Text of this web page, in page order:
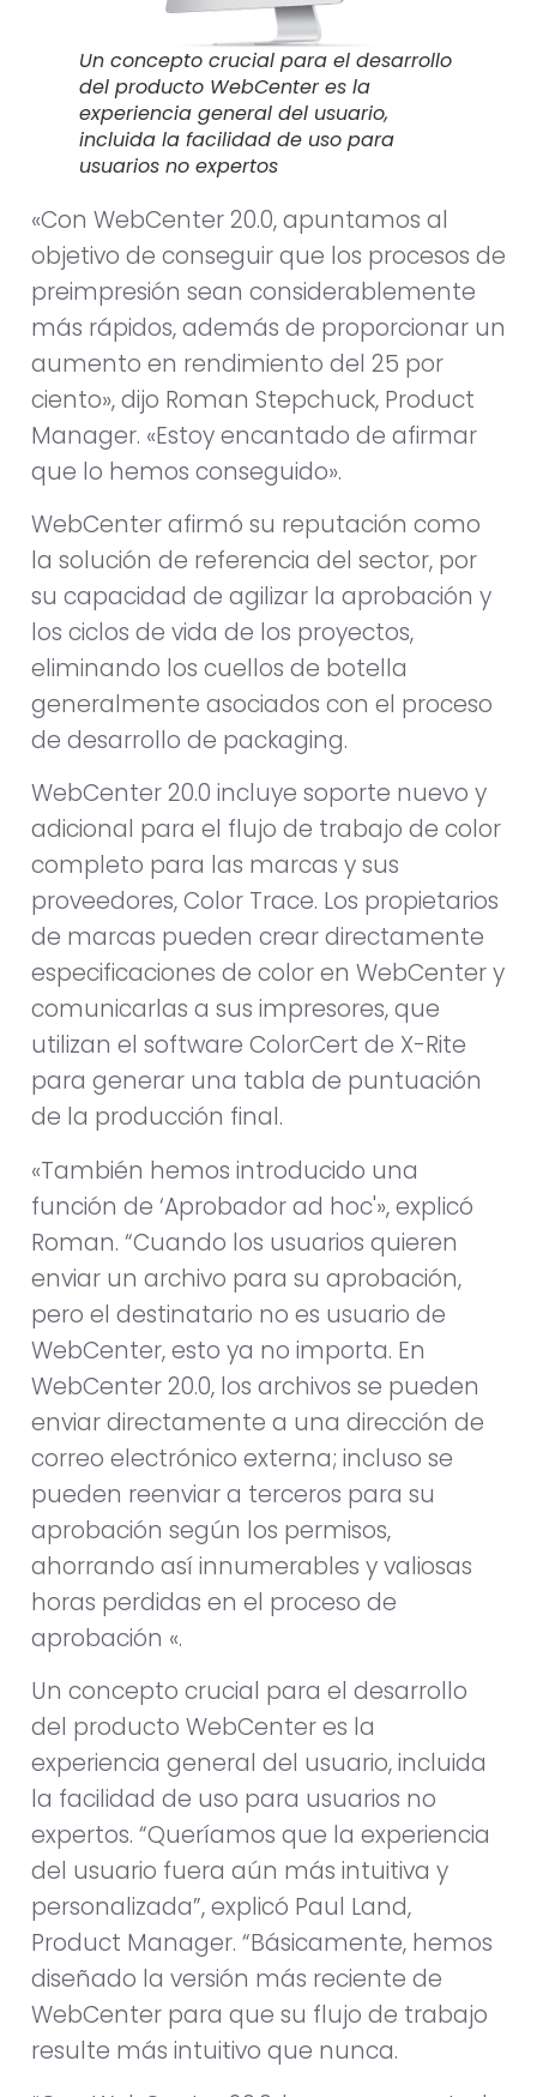
Un concepto crucial para el desarrollo
del producto WebCenter es la
experiencia general del usuario,
incluida la facilidad de uso para
usuarios no expertos
«Con WebCenter 20.0, apuntamos al
objetivo de conseguir que los procesos de
preimpresión sean considerablemente
más rápidos, además de proporcionar un
aumento en rendimiento del 25 por
ciento», dijo Roman Stepchuck, Product
Manager. «Estoy encantado de afirmar
que lo hemos conseguido».
WebCenter afirmó su reputación como
la solución de referencia del sector, por
su capacidad de agilizar la aprobación y
los ciclos de vida de los proyectos,
eliminando los cuellos de botella
generalmente asociados con el proceso
de desarrollo de packaging.
WebCenter 20.0 incluye soporte nuevo y
adicional para el flujo de trabajo de color
completo para las marcas y sus
proveedores, Color Trace. Los propietarios
de marcas pueden crear directamente
especificaciones de color en WebCenter y
comunicarlas a sus impresores, que
utilizan el software ColorCert de X-Rite
para generar una tabla de puntuación
de la producción final.
«También hemos introducido una
función de ‘Aprobador ad hoc'», explicó
Roman. “Cuando los usuarios quieren
enviar un archivo para su aprobación,
pero el destinatario no es usuario de
WebCenter, esto ya no importa. En
WebCenter 20.0, los archivos se pueden
enviar directamente a una dirección de
correo electrónico externa; incluso se
pueden reenviar a terceros para su
aprobación según los permisos,
ahorrando así innumerables y valiosas
horas perdidas en el proceso de
aprobación «.
Un concepto crucial para el desarrollo
del producto WebCenter es la
experiencia general del usuario, incluida
la facilidad de uso para usuarios no
expertos. “Queríamos que la experiencia
del usuario fuera aún más intuitiva y
personalizada”, explicó Paul Land,
Product Manager. “Básicamente, hemos
diseñado la versión más reciente de
WebCenter para que su flujo de trabajo
resulte más intuitivo que nunca.